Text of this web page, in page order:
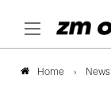
Home News